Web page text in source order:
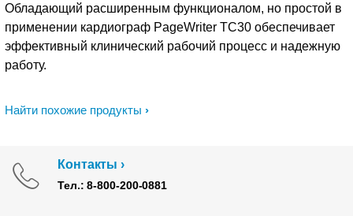
Найти похожие продукты
Обладающий расширенным функционалом, но простой в
применении кардиограф PageWriter TC30 обеспечивает
эффективный клинический рабочий процесс и надежную
работу.
Контакты
Тел.: 8-800-200-0881